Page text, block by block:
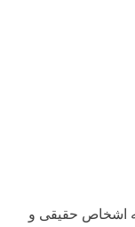
اشخاص حقیقی و